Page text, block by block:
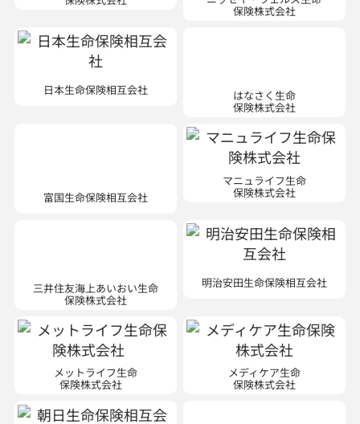
日本生命保険相互会社
マニュライフ生命
保険株式会社
明治安田生命保険相互会社
保険株式会社 保険株式会社
朝日生命保険相互会社
SBI生命
保険株式会社